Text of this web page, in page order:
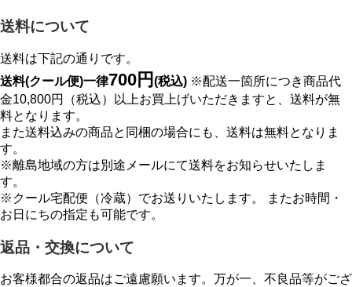
送料について
送料は下記の通りです。
送料(クール便)一律700円 (税込) ※配送一箇所につき商品代
金10,800円（税込）以上お買上げいただきますと、送料が無
料となります。
また送料込みの商品と同梱の場合にも、送料は無料となりま
す。
※離島地域の方は別途メールにて送料をお知らせいたしま
す。
※クール宅配便（冷蔵）でお送りいたします。 またお時間・
お日にちの指定も可能です。
返品・交換について
お客様都合の返品はご遠慮願います。万が一、不良品等がござ